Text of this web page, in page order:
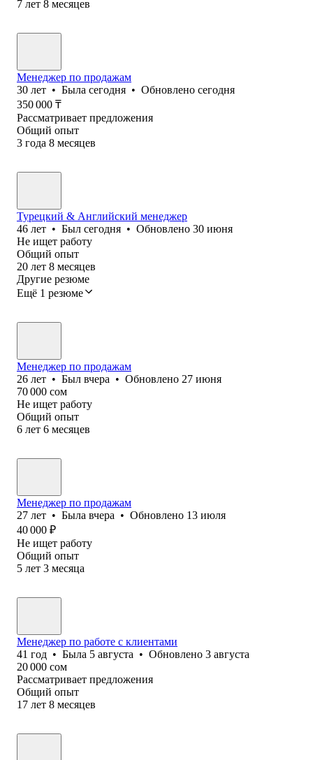
7 лет 8 месяцев
Менеджер по продажам
30 лет • Была сегодня • Обновлено сегодня
350 000 ₸
Рассматривает предложения
Общий опыт
3 года 8 месяцев
Турецкий & Английский менеджер
46 лет • Был сегодня • Обновлено 30 июня
Не ищет работу
Общий опыт
20 лет 8 месяцев
Другие резюме
Ещё 1 резюме
Менеджер по продажам
26 лет • Был вчера • Обновлено 27 июня
70 000 сом
Не ищет работу
Общий опыт
6 лет 6 месяцев
Менеджер по продажам
27 лет • Была вчера • Обновлено 13 июля
40 000 ₽
Не ищет работу
Общий опыт
5 лет 3 месяца
Менеджер по работе с клиентами
41 год • Была 5 августа • Обновлено 3 августа
20 000 сом
Рассматривает предложения
Общий опыт
17 лет 8 месяцев